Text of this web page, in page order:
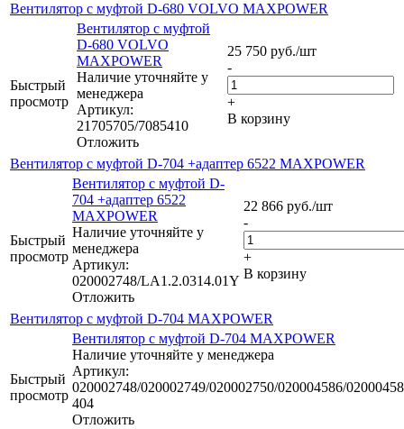
Вентилятор с муфтой D-680 VOLVO MAXPOWER
Быстрый
просмотр
Вентилятор с муфтой
D-680 VOLVO
MAXPOWER
Наличие уточняйте у
менеджера
Артикул:
21705705/7085410
Отложить
25 750 руб./шт
-
+
В корзину
Вентилятор с муфтой D-704 +адаптер 6522 MAXPOWER
Быстрый
просмотр
Вентилятор с муфтой D-
704 +адаптер 6522
MAXPOWER
Наличие уточняйте у
менеджера
Артикул:
020002748/LA1.2.0314.01Y
Отложить
22 866 руб./шт
-
+
В корзину
Вентилятор с муфтой D-704 MAXPOWER
Быстрый
просмотр
Вентилятор с муфтой D-704 MAXPOWER
Наличие уточняйте у менеджера
Артикул:
020002748/020002749/020002750/020004586/
404
Отложить